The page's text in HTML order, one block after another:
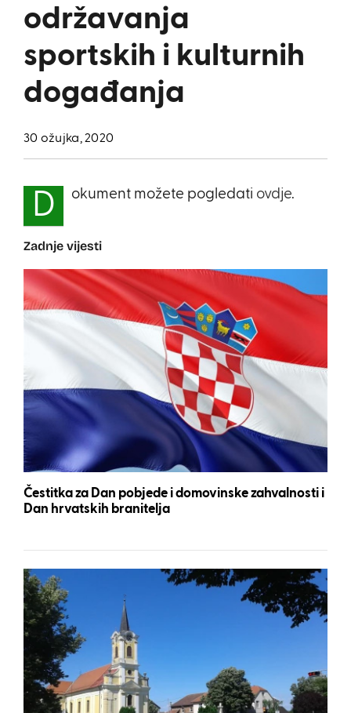
održavanja
sportskih i kulturnih
događanja
30 ožujka, 2020
D okument možete pogledati ovdje.
Zadnje vijesti
Čestitka za Dan pobjede i domovinske zahvalnosti i
Dan hrvatskih branitelja